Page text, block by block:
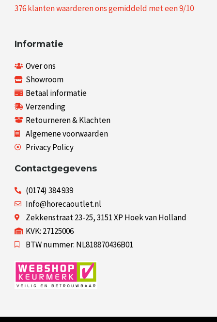
376klanten waarderen ons gemiddeld met een9/10
Informatie
Over ons
Showroom
Betaal informatie
Verzending
Retourneren & Klachten
Algemene voorwaarden
Privacy Policy
Contactgegevens
(0174) 384 939
Info@horecaoutlet.nl
Zekkenstraat 23-25, 3151 XP Hoek van Holland
KVK: 27125006
BTW nummer: NL818870436B01